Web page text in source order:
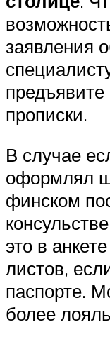
заявления
прописки.
В случае
оформлял
финском
это в
листов,
паспорте.
более